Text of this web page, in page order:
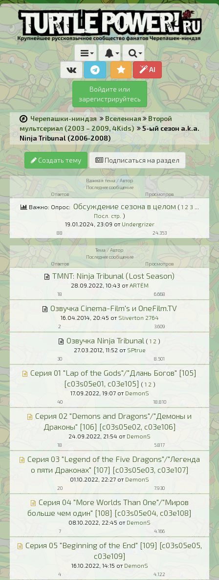
AI
Войдите или
зарегистрируйтесь
Черепашки-ниндзя Вселенная
Второй
мультсериал (2003 – 2009, 4Kids)
5-ый сезон a.k.a.
Ninja Tribunal (2006-2008)
Создать тему Подписаться на раздел
Важная тема / Автор
Последнее сообщение
Ответов
Просмотров
Важно: Опрос: Обсуждение сезона в целом ( 1 2 3
Посл. стр. )
19.01.2024, 23:09 от Undergrizer
88 24.353
Тема / Автор
Последнее сообщение
Ответов
Просмотров
TMNT: Ninja Tribunal (Lost Season)
28.09.2022, 10:43 от ARTЁM
18 6.668
Озвучка Cinema-Film's и OneFilm.TV
16.04.2014, 20:45 от Sliverton 2764
2 3.609
Озвучка Ninja Tribunal ( 1 2 )
27.03.2012, 11:52 от SPtrue
30 8.501
Серия 01 "Lap of the Gods"/"Длань Богов" [105]
[c03s05e01, c03e105] ( 1 2 )
17.09.2022, 19:07от DemonS
40 18.810
Серия 02 "Demons and Dragons"/"Демоны и
Драконы" [106] [c03s05e02, c03e106]
24.09.2022, 21:54 от DemonS
18 5.817
Серия 03 "Legend of the Five Dragons"/"Легенда
о пяти Драконах" [107] [c03s05e03, c03e107]
01.10.2022, 22:27 от DemonS
20 7.930
Серия 04 "More Worlds Than One"/"Миров
больше чем один" [108] [c03s05e04, c03e108]
08.10.2022, 22:45 от DemonS
7 4.166
Серия 05 "Beginning of the End" [109] [c03s05e05,
c03e109]
16.10.2022, 14:15 от DemonS
4 4.122